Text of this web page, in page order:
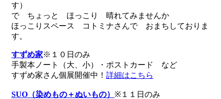
す）
で ちょっと ほっこり 晴れてみませんか
ほっこりスペース コトミナさんで おまちしておりま
す。
すずめ家※１０日のみ
手製本ノート（大、小）・ポストカード など
すずめ家さん個展開催中！ 詳細はこちら
SUO（染めもの＋ぬいもの） ※１１日のみ